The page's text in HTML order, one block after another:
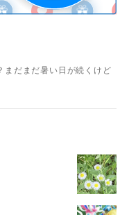
だまだ暑い日が続くけど